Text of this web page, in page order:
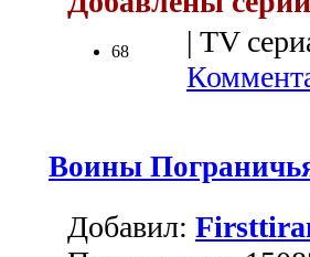
68
| TV
Воины
Добавил: